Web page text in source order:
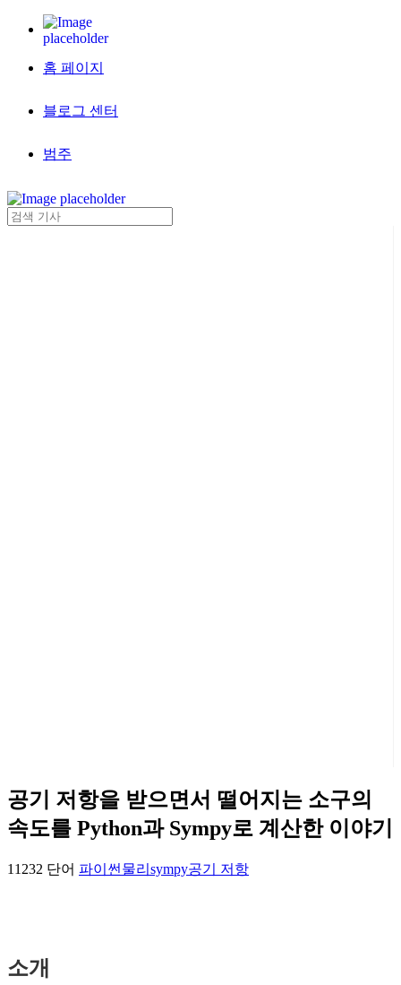
홈 페이지
블로그 센터
범주
공기 저항을 받으면서 떨어지는 소구의
속도를 Python과 Sympy로 계산한 이야기
11232 단어 파이썬 물리 sympy공기 저항
소개